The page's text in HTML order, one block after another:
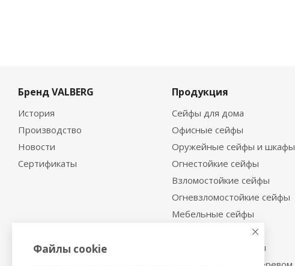
Бренд VALBERG
История
Производство
Новости
Сертификаты
Продукция
Сейфы для дома
Офисные сейфы
Оружейные сейфы и шкафы
Огнестойкие сейфы
Взломостойкие сейфы
Огневзломостойкие сейфы
Мебельные сейфы
Депозитные сейфы
Встраиваемые сейфы
Файлы cookie